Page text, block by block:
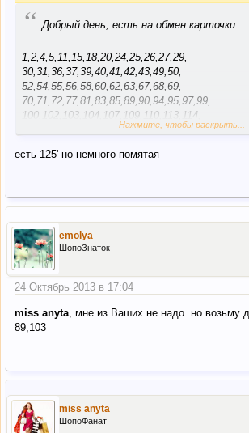
“ Добрый день, есть на обмен карточки:
1,2,4,5,11,15,18,20,24,25,26,27,29,
30,31,36,37,39,40,41,42,43,49,50,
52,54,55,56,58,60,62,63,67,68,69,
70,71,72,77,81,83,85,89,90,94,95,97,99,
100,102,103,104,107,109,110,113,114,
118,122,123,124,126,128,129,130,
152,155,156,157,158,159,161,162,
Поменяю 5 простых на одну нужную мне
Нажмите, чтобы раскрыть...
есть 125' но немного помятая
emolya
ШопоЗнаток
24 Октябрь 2013 в 17:04
miss anyta, мне из Ваших не надо. но возьму
89,103
miss anyta
ШопоФанат